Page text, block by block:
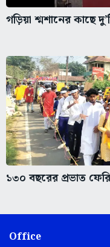
গড়িয়া শ্মশানের কাছে
১৩০ বছরের প্রভাত ফেরি
Office